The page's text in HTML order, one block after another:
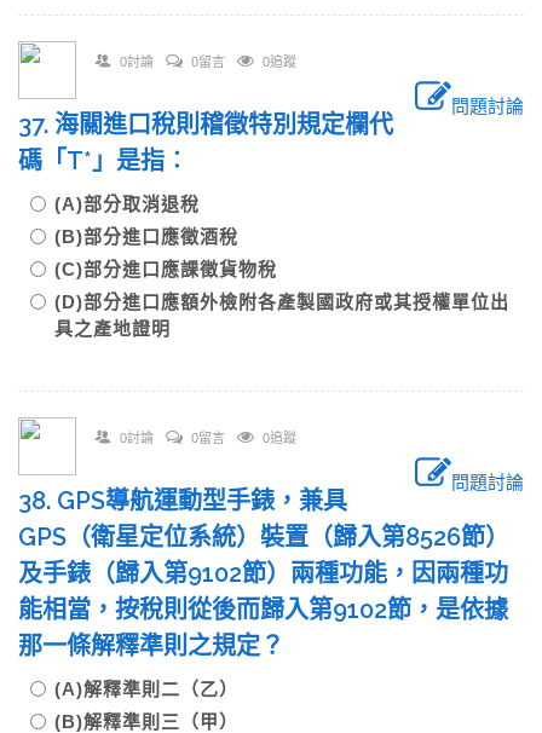
0討論 0留言 0追蹤
問題討論
37. 海關進口稅則稽徵特別規定欄代
碼「T*」是指︰
(A)部分取消退稅
(B)部分進口應徵酒稅
(C)部分進口應課徵貨物稅
(D)部分進口應額外檢附各產製國政府或其授權單位出
具之產地證明
0討論 0留言 0追蹤
問題討論
38. GPS導航運動型手錶，兼具
GPS（衛星定位系統）裝置（歸入第8526節）
及手錶（歸入第9102節）兩種功能，因兩種功
能相當，按稅則從後而歸入第9102節，是依據
那一條解釋準則之規定？
(A)解釋準則二（乙）
(B)解釋準則三（甲）